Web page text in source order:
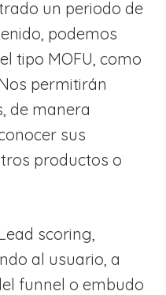
un periodo de
podemos
tipo MOFU, como
permitirán
de manera
sus
productos o
scoring,
al usuario, a
funnel o embudo